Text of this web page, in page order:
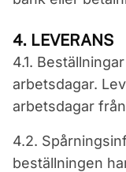
4. LEVERANS
4.1.
arbetsdagar.
arbetsdagar
4.2.
beställningen